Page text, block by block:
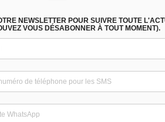
NEWSLETTER POUR SUIVRE TOUTE
VOUS DÉSABONNER À TOUT MOMENT).